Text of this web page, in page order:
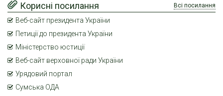
Корисні посилання Всі посилання
Веб-сайт президента України
Петиції до президента України
Міністерство юстиції
Веб-сайт верховної ради України
Урядовий портал
Сумська ОДА